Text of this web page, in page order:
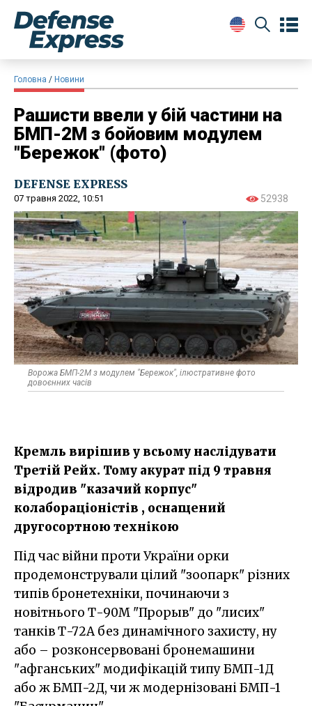
Головна Новини
Рашисти ввели у бій частини на
БМП-2М з бойовим модулем
"Бережок" (фото)
DEFENSE EXPRESS
07 травня 2022, 10:51 52938
Ворожа БМП-2М з модулем "Бережок", ілюстративне фото
довоєнних часів
Кремль вирішив у всьому наслідувати
Третій Рейх. Тому акурат під 9 травня
відродив "казачий корпус"
колабораціоністів , оснащений
другосортною технікою
Під час війни проти України орки
продемонстрували цілий "зоопарк" різних
типів бронетехніки, починаючи з
новітнього Т-90М "Прорыв" до "лисих"
танків Т-72А без динамічного захисту, ну
або – розконсервовані бронемашини
"афганських" модифікацій типу БМП-1Д
або ж БМП-2Д, чи ж модернізовані БМП-1